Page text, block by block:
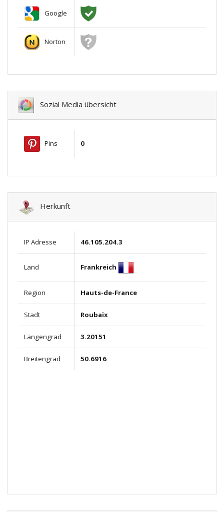
Google
Norton
Sozial Media übersicht
Pins 0
Herkunft
IP Adresse 46.105.204.3
Land Frankreich
Region Hauts-de-France
Stadt Roubaix
Längengrad 3.20151
Breitengrad 50.6916